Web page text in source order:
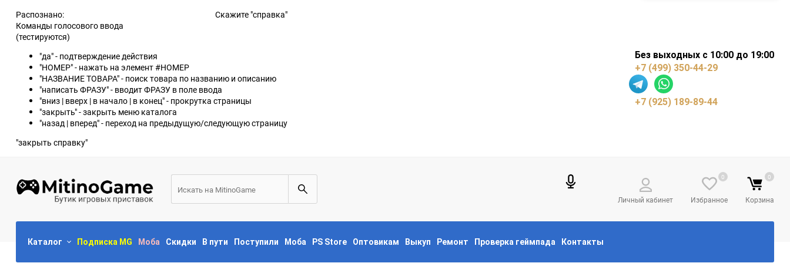
Распознано:
Скажите "справка"
Команды голосового ввода
(тестируются)
"да" - подтверждение действия
"НОМЕР" - нажать на элемент #НОМЕР
"НАЗВАНИЕ ТОВАРА" - поиск товара по названию и описанию
"написать ФРАЗУ" - вводит ФРАЗУ в поле ввода
"вниз | вверх | в начало | в конец" - прокрутка страницы
"закрыть" - закрыть меню каталога
"назад | вперед" - переход на предыдущую/следующую страницу
"закрыть справку"
Без выходных с 10:00 до 19:00
+7 (499) 350-44-29
+7 (925) 189-89-44
Личный кабинет Избранное
0
Корзина
0
Каталог Скидки Поступили
В пути Моба PS Store Оптовикам Выкуп Ремонт Проверка геймпада
Подписка MG Моба Контакты